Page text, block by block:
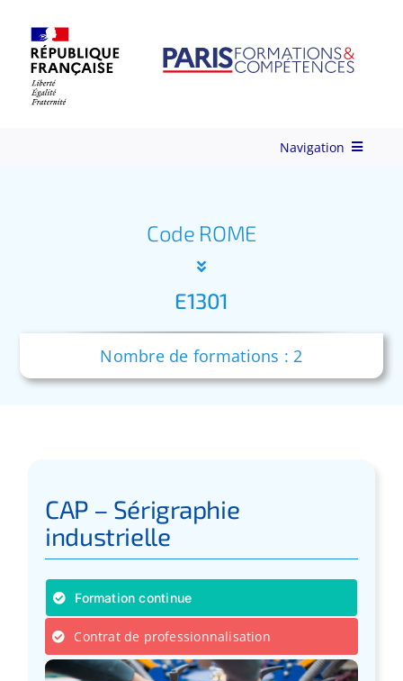
content
Navigation
Formations
Validation des acquis – VAE
Actualités
Code ROME
E1301
Nombre de formations : 2
CAP – Sérigraphie
industrielle
Formation continue
Contrat de professionnalisation